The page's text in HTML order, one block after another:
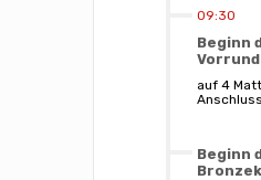
09:30
Beginn
auf 4
Anschluss
Beginn